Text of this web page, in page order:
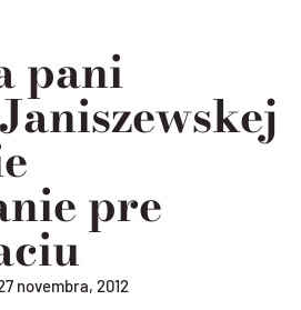
pani
pre
novembra, 2012